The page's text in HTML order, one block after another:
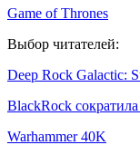
Game of Thrones
Выбор читателей:
Deep Rock Galactic:
BlackRock
Warhammer 40K